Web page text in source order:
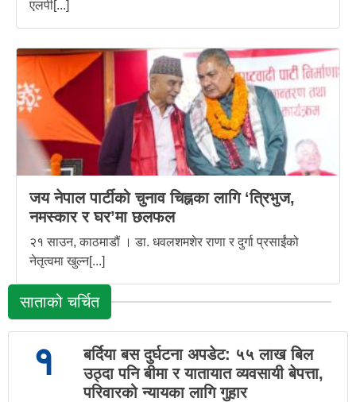
एलपी[...]
जय नेपाल पार्टीको चुनाव चिह्नका लागि ‘त्रिभुज,
नमस्कार र घर’मा छलफल
२१ साउन, काठमाडौं । डा. धवलशमशेर राणा र दुर्गा प्रसाईंको
नेतृत्वमा खुल्न[...]
साताको चर्चित
१
बर्दिया बस दुर्घटना अपडेट: ५५ लाख बिल
उठ्दा पनि बीमा र यातायात व्यवसायी बेपत्ता,
परिवारको न्यायका लागि गुहार